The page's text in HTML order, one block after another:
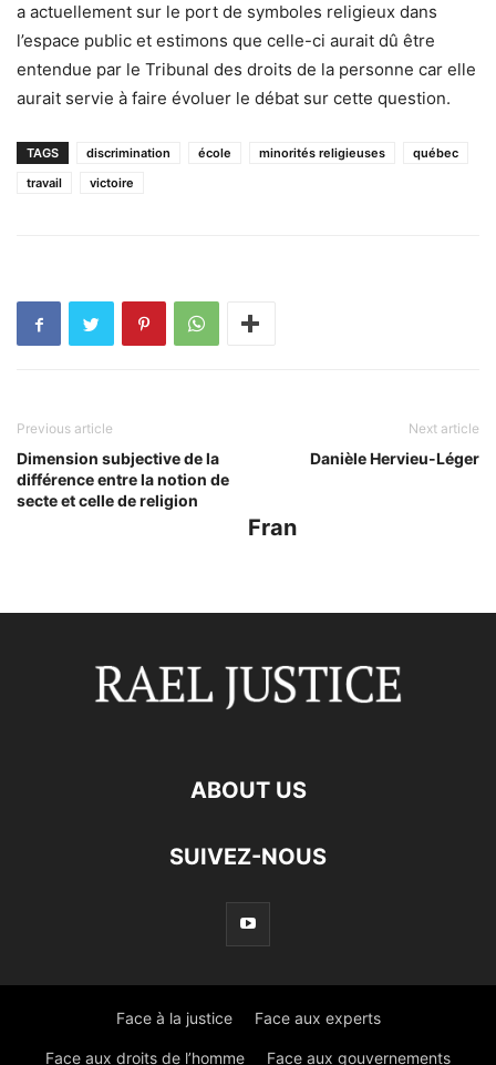
a actuellement sur le port de symboles religieux dans
l’espace public et estimons que celle-ci aurait dû être
entendue par le Tribunal des droits de la personne car elle
aurait servie à faire évoluer le débat sur cette question.
TAGS discrimination école minorités religieuses
québec
travail
victoire
Previous article
Dimension subjective de la
différence entre la notion de
secte et celle de religion
Next article
Danièle Hervieu-Léger
Fran
ABOUT US
SUIVEZ-NOUS
Face à la justice Face aux experts
Face aux droits de l’homme Face aux gouvernements